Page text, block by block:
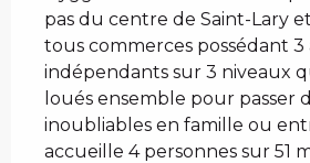
pas du centre de Saint-Lary
tous commerces possédant
indépendants sur 3 niveaux
loués ensemble pour passer
inoubliables en famille ou
accueille 4 personnes sur 51